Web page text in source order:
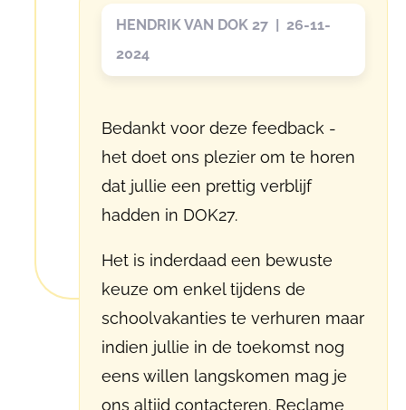
HENDRIK VAN DOK 27 | 26-11-
2024
Bedankt voor deze feedback -
het doet ons plezier om te horen
dat jullie een prettig verblijf
hadden in DOK27.
Het is inderdaad een bewuste
keuze om enkel tijdens de
schoolvakanties te verhuren maar
indien jullie in de toekomst nog
eens willen langskomen mag je
ons altijd contacteren. Reclame